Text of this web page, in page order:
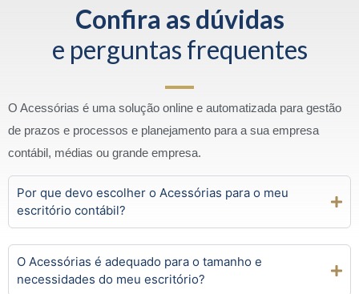
Confira as dúvidas
e perguntas frequentes
O Acessórias é uma solução online e automatizada para gestão
de prazos e processos e planejamento para a sua empresa
contábil, médias ou grande empresa.
Por que devo escolher o Acessórias para o meu
escritório contábil?
O Acessórias é adequado para o tamanho e
necessidades do meu escritório?